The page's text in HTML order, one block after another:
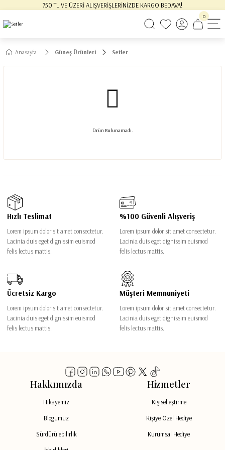
750 TL VE ÜZERİ ALIŞVERİŞLERİNİZDE KARGO BEDAVA!
0
Anasayfa Güneş Ürünleri Setler
Ürün Bulunamadı.
Hızlı Teslimat
Lorem ipsum dolor sit amet consectetur.
Lacinia duis eget dignissim euismod
felis lectus mattis.
%100 Güvenli Alışveriş
Lorem ipsum dolor sit amet consectetur.
Lacinia duis eget dignissim euismod
felis lectus mattis.
Ücretsiz Kargo
Lorem ipsum dolor sit amet consectetur.
Lacinia duis eget dignissim euismod
felis lectus mattis.
Müşteri Memnuniyeti
Lorem ipsum dolor sit amet consectetur.
Lacinia duis eget dignissim euismod
felis lectus mattis.
Hakkımızda
Hikayemiz
Blogumuz
Sürdürülebilirlik
Hizmetler
Kişiselleştirme
Kişiye Özel Hediye
Kurumsal Hediye